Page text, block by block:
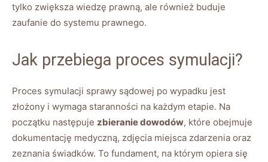
tylko zwiększa wiedzę prawną, ale również buduje
zaufanie do systemu prawnego.
Jak przebiega proces symulacji?
Proces symulacji sprawy sądowej po wypadku jest
złożony i wymaga staranności na każdym etapie. Na
początku następuje zbieranie dowodów, które obejmuje
dokumentację medyczną, zdjęcia miejsca zdarzenia oraz
zeznania świadków. To fundament, na którym opiera się